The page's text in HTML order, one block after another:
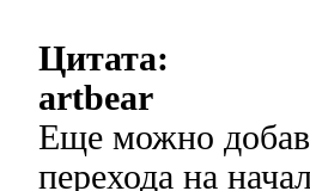
Цитата:
artbear
Еще можно
перехода на